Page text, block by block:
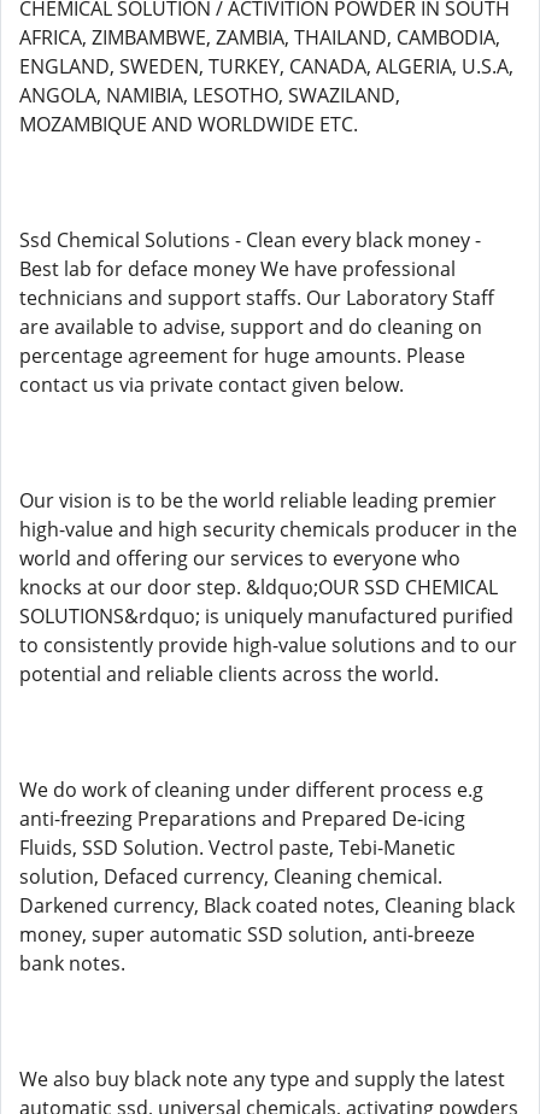
CHEMICAL SOLUTION / ACTIVITION POWDER IN SOUTH
AFRICA, ZIMBAMBWE, ZAMBIA, THAILAND, CAMBODIA,
ENGLAND, SWEDEN, TURKEY, CANADA, ALGERIA, U.S.A,
ANGOLA, NAMIBIA, LESOTHO, SWAZILAND,
MOZAMBIQUE AND WORLDWIDE ETC.
Ssd Chemical Solutions - Clean every black money -
Best lab for deface money We have professional
technicians and support staffs. Our Laboratory Staff
are available to advise, support and do cleaning on
percentage agreement for huge amounts. Please
contact us via private contact given below.
Our vision is to be the world reliable leading premier
high-value and high security chemicals producer in the
world and offering our services to everyone who
knocks at our door step. &ldquo;OUR SSD CHEMICAL
SOLUTIONS&rdquo; is uniquely manufactured purified
to consistently provide high-value solutions and to our
potential and reliable clients across the world.
We do work of cleaning under different process e.g
anti-freezing Preparations and Prepared De-icing
Fluids, SSD Solution. Vectrol paste, Tebi-Manetic
solution, Defaced currency, Cleaning chemical.
Darkened currency, Black coated notes, Cleaning black
money, super automatic SSD solution, anti-breeze
bank notes.
We also buy black note any type and supply the latest
automatic ssd, universal chemicals, activating powders